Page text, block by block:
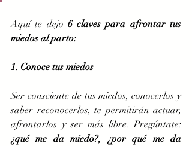
Aquí te dejo 6 claves para afrontar tus
miedos al parto:
1. Conoce tus miedos
Ser consciente de tus miedos, conocerlos y
saber reconocerlos, te permitirán actuar,
¿qué me da miedo?, ¿por qué me da